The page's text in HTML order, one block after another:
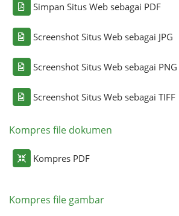
Simpan Situs Web sebagai PDF
Screenshot Situs Web sebagai JPG
Screenshot Situs Web sebagai PNG
Screenshot Situs Web sebagai TIFF
Kompres file dokumen
Kompres PDF
Kompres file gambar